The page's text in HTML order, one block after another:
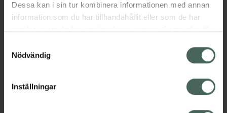
Dessa kan i sin tur kombinera informationen med annan
information som du har tillhandahållit eller som de har
återkalla ditt samtycke via webbplatsens
cookieinställningar. Ett återkallat samtycke påverkar inte
lagligheten av behandling som skett innan återkallelsen.
Nödvändig
Inställningar
EAN:07046260413863
Visa